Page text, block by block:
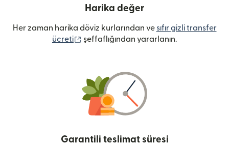
Harika değer
Her zaman harika döviz kurlarından ve sıfır gizli transfer
ücreti
(yeni pencerede açılır)
şeffaflığından yararlanın.
Garantili teslimat süresi